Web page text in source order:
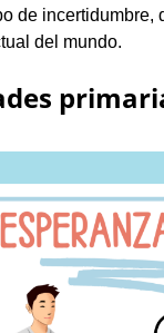
de incertidumbre,
del mundo.